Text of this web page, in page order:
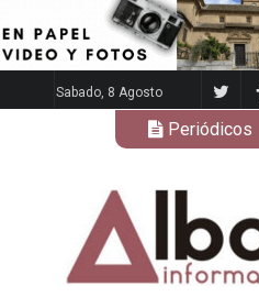
Sabado, 8 Agosto
Periódicos